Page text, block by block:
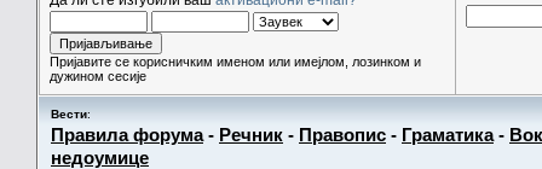
Пријавите се корисничким именом или имејлом, лозинком и
дужином сесије
Вести:
Правила форума- Речник - Правопис - Граматика-
недоумице